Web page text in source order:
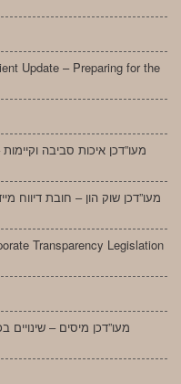
Update – Preparing for the
מעו”דכן איכות סביבה
מעו”דכן שוק הון – חובת דיווח
Transparency Legislation
מעו”דכן מיסים –